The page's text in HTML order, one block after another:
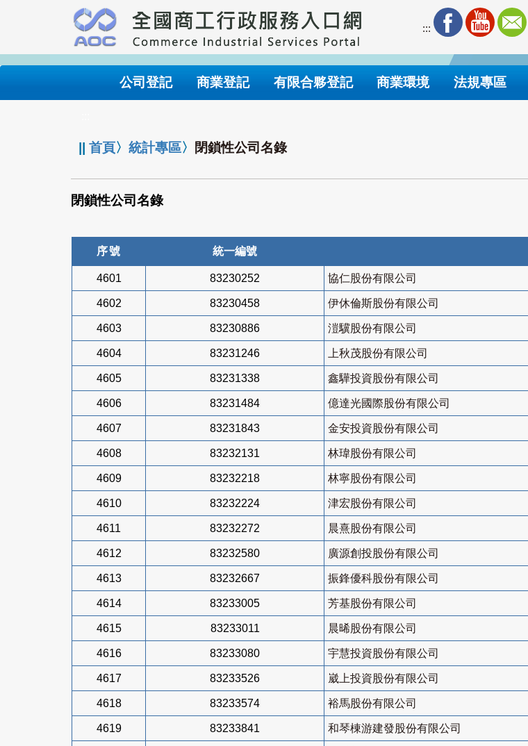
要
內
:::
公司登記 商業登記 有限合夥登記 商業環境 法規專區
||首頁〉統計專區〉 閉鎖性公司名錄
閉鎖性公司名錄
序號 統一編號
4601 83230252 協仁股份有限公司
4602 83230458 伊休倫斯股份有限公司
4603 83230886 溰驥股份有限公司
4604 83231246 上秋茂股份有限公司
4605 83231338 鑫驊投資股份有限公司
4606 83231484 億達光國際股份有限公司
4607 83231843 金安投資股份有限公司
4608 83232131 林瑋股份有限公司
4609 83232218 林寧股份有限公司
4610 83232224 津宏股份有限公司
4611 83232272 晨熹股份有限公司
4612 83232580 廣源創投股份有限公司
4613 83232667 振鋒優科股份有限公司
4614 83233005 芳基股份有限公司
4615 83233011 晨晞股份有限公司
4616 83233080 宇慧投資股份有限公司
4617 83233526 崴上投資股份有限公司
4618 83233574 裕馬股份有限公司
4619 83233841 和琴棟游建發股份有限公司